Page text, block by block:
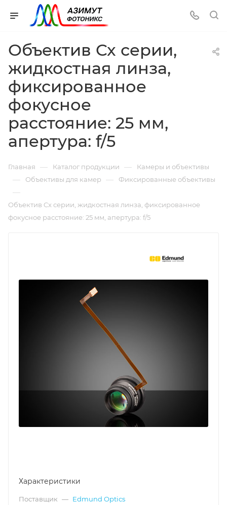
Объектив Cx серии,
жидкостная линза,
фиксированное
фокусное
расстояние: 25 мм,
апертура: f/5
Главная — Каталог продукции — Камеры и объективы
— Объективы для камер — Фиксированные объективы
—
Объектив Cx серии, жидкостная линза, фиксированное
фокусное расстояние: 25 мм, апертура: f/5
Характеристики
Поставщик — Edmund Optics